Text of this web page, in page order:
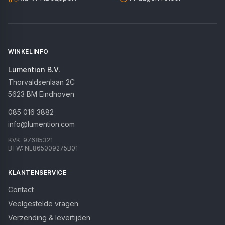
WINKELINFO
Lumention B.V.
Thorvaldsenlaan 2C
5623 BM Eindhoven
085 016 3882
info@lumention.com
KVK: 97685321
BTW: NL865009275B01
KLANTENSERVICE
Contact
Veelgestelde vragen
Verzending & levertijden